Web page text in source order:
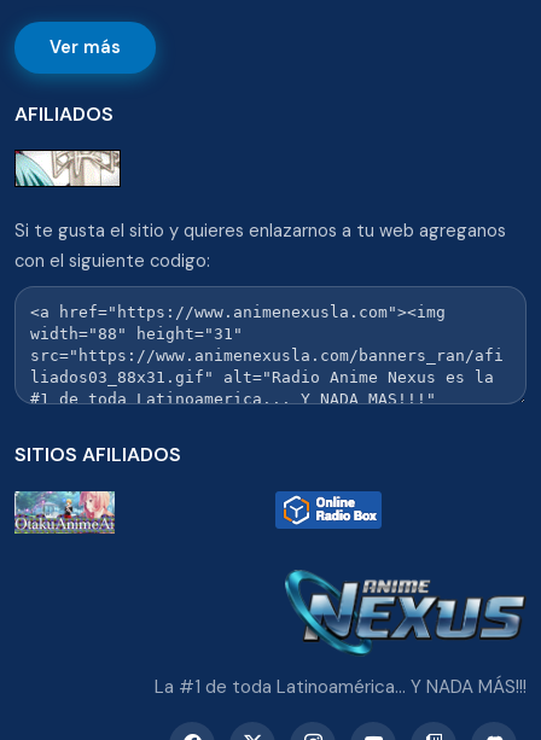
Ver más
AFILIADOS
Si te gusta el sitio y quieres enlazarnos a tu web agreganos
con el siguiente codigo:
SITIOS AFILIADOS
La #1 de toda Latinoamérica... Y NADA MÁS!!!